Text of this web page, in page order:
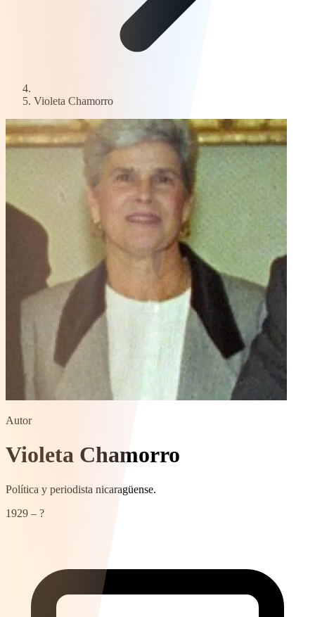
Violeta Chamorro
Autor
Violeta Chamorro
Política y periodista nicaragüense.
1929 – ?